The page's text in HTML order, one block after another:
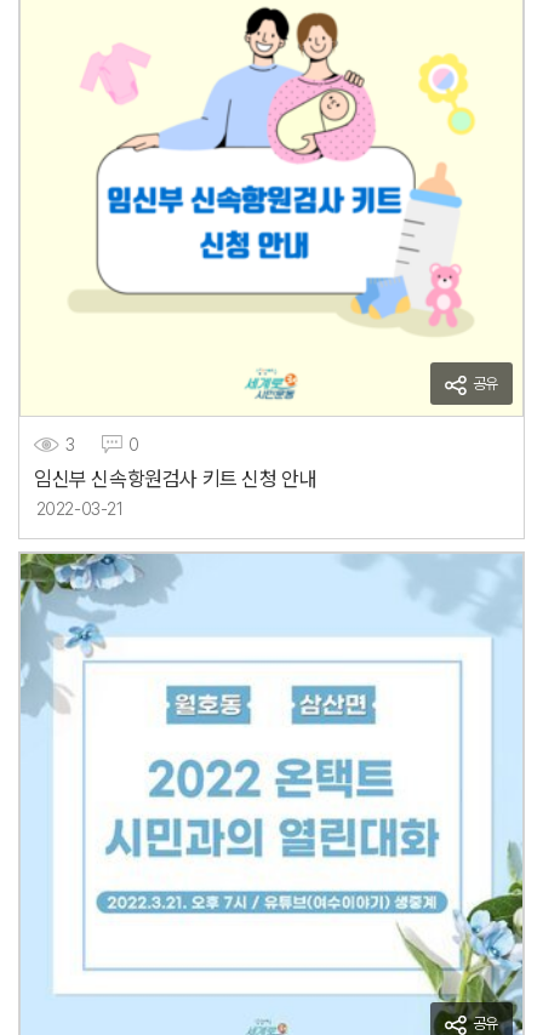
공유
3 0
임신부 신속항원검사 키트 신청 안내
2022-03-21
공유